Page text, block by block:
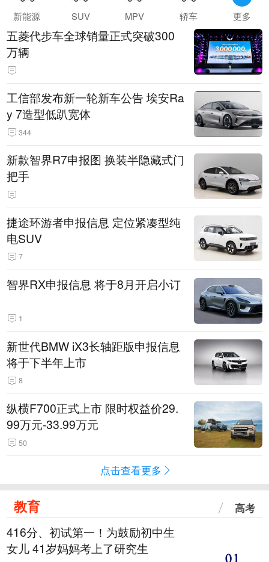
新能源 SUV MPV 轿车 更多
五菱代步车全球销量正式突破300
万辆
工信部发布新一轮新车公告 埃安Ra
y 7造型低趴宽体
344
新款智界R7申报图 换装半隐藏式门
把手
捷途环游者申报信息 定位紧凑型纯
电SUV
7
智界RX申报信息 将于8月开启小订
1
新世代BMW iX3长轴距版申报信息
将于下半年上市
8
纵横F700正式上市 限时权益价29.
99万元-33.99万元
50
点击查看更多
教育 高考
416分、初试第一！为鼓励初中生
女儿 41岁妈妈考上了研究生